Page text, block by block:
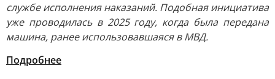
службе исполнения наказаний. Подобная инициатива
уже проводилась в 2025 году, когда была передана
машина, ранее использовавшаяся в МВД.
Подробнее